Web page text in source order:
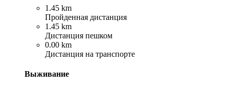
1.45 km
Пройденная дистанция
1.45 km
Дистанция пешком
0.00 km
Дистанция на транспорте
Выживание